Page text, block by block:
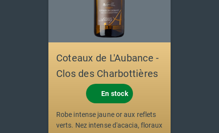
Coteaux de L'Aubance -
Clos des Charbottières
En stock
Robe intense jaune or aux reflets
verts. Nez intense d'acacia, floraux